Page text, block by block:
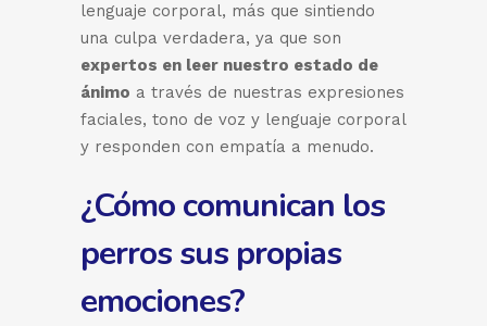
lenguaje corporal, más que sintiendo
una culpa verdadera, ya que son
expertos en leer nuestro estado de
ánimo a través de nuestras expresiones
faciales, tono de voz y lenguaje corporal
y responden con empatía a menudo.
¿Cómo comunican los
perros sus propias
emociones?